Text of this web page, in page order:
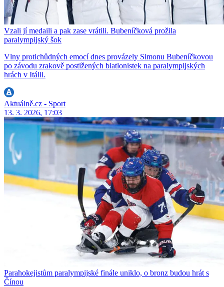
Vzali jí medaili a pak zase vrátili. Bubeníčková prožila
paralympijský šok
Vlny protichůdných emocí dnes provázely Simonu Bubeníčkovou
po závodu zrakově postižených biatlonistek na paralympijských
hrách v Itálii.
Aktuálně.cz - Sport
13. 3. 2026, 17:03
Parahokejistům paralympijské finále uniklo, o bronz budou hrát s
Čínou